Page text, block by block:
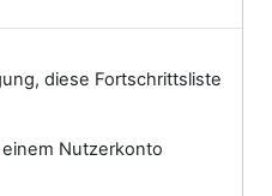
diese Fortschrittsliste
Nutzerkonto